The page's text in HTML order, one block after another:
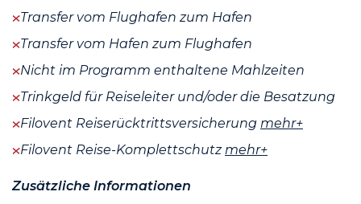
Transfer vom Flughafen zum Hafen
Transfer vom Hafen zum Flughafen
Nicht im Programm enthaltene Mahlzeiten
Trinkgeld für Reiseleiter und/oder die Besatzung
Filovent Reiserücktrittsversicherung mehr+
Filovent Reise-Komplettschutzmehr+
Zusätzliche Informationen